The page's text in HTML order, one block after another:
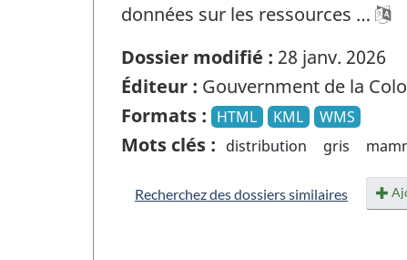
données sur les ressources …
Dossier modifié : 28 janv. 2026
Éditeur : Gouvernment de la
Formats : HTML KML WMS
Mots clés : distribution gris
Recherchez des dossiers similaires